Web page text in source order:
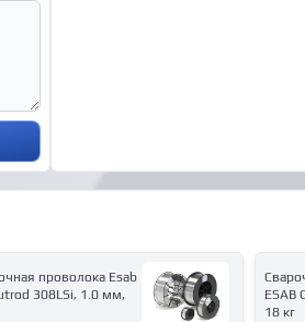
проволока Esab
308LSi, 1.0 мм,
ESAB
18 кг